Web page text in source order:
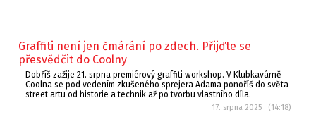
Graffiti není jen čmárání po zdech. Přijďte se
přesvědčit do Coolny
Dobříš zažije 21. srpna premiérový graffiti workshop. V Klubkavárně
Coolna se pod vedením zkušeného sprejera Adama ponoříš do světa
street artu od historie a technik až po tvorbu vlastního díla.
17. srpna 2025 (14:18)